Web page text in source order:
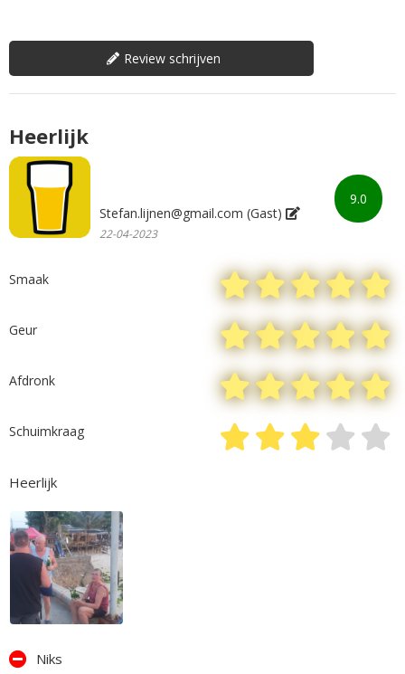
Review schrijven
9.0
Heerlijk
Stefan.lijnen@gmail.com (Gast)
22-04-2023
Smaak
Geur
Afdronk
Schuimkraag
Heerlijk
Niks